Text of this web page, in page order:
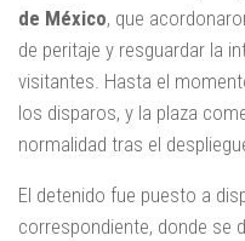
de México, que
de peritaje y resguardar la
visitantes. Hasta el
los disparos, y la plaza
normalidad tras el
El detenido fue puesto a
correspondiente, donde se